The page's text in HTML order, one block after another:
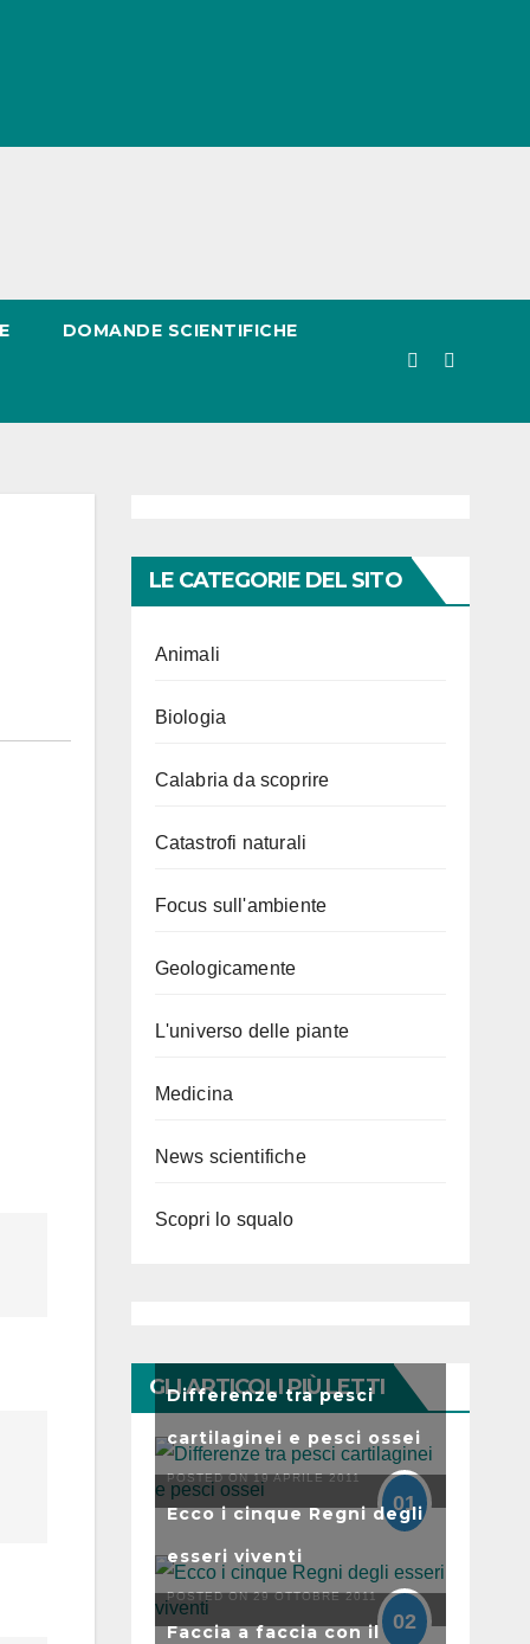
DOMANDE SCIENTIFICHE
LE CATEGORIE DEL SITO
Animali
Biologia
Calabria da scoprire
Catastrofi naturali
Focus sull'ambiente
Geologicamente
L'universo delle piante
Medicina
News scientifiche
Scopri lo squalo
GLI ARTICOLI PIÙ LETTI
Differenze tra pesci
cartilaginei e pesci ossei
POSTED ON 19 APRILE 2011
01
Ecco i cinque Regni degli
esseri viventi
POSTED ON 29 OTTOBRE 2011
02
Faccia a faccia con il